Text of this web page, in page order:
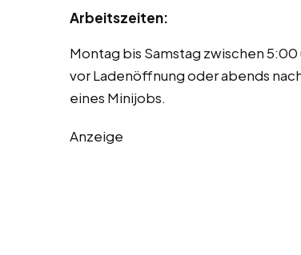
Arbeitszeiten:
Montag bis Samstag zwischen 5:00
vor Ladenöffnung oder abends
eines Minijobs.
Anzeige